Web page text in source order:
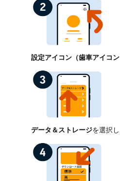
設定アイコン（歯車アイコン
データ＆ストレージを選択し